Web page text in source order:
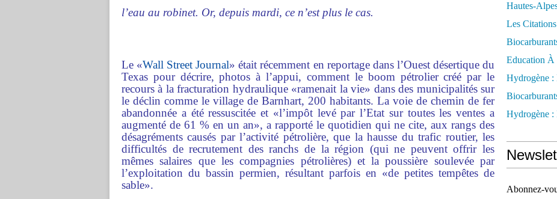
l’eau au robinet. Or, depuis mardi, ce n’est plus le cas.
Le «Wall Street Journal» était récemment en reportage dans l’Ouest désertique du
Texas pour décrire, photos à l’appui, comment le boom pétrolier créé par le
recours à la fracturation hydraulique «ramenait la vie» dans des municipalités sur
le déclin comme le village de Barnhart, 200 habitants. La voie de chemin de fer
abandonnée a été ressuscitée et «l’impôt levé par l’Etat sur toutes les ventes a
augmenté de 61 % en un an», a rapporté le quotidien qui ne cite, aux rangs des
désagréments causés par l’activité pétrolière, que la hausse du trafic routier, les
difficultés de recrutement des ranchs de la région (qui ne peuvent offrir les
mêmes salaires que les compagnies pétrolières) et la poussière soulevée par
l’exploitation du bassin permien, résultant parfois en «de petites tempêtes de
sable».
Hautes-
Les Citations
Education À
Hydrogène :
Hydrogène :
Abonnez-